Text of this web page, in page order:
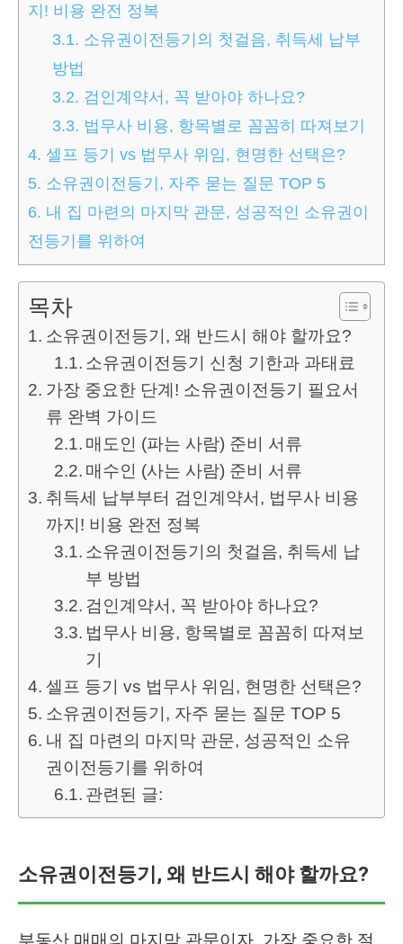
지! 비용 완전 정복
3.1. 소유권이전등기의 첫걸음, 취득세 납부
방법
3.2. 검인계약서, 꼭 받아야 하나요?
3.3. 법무사 비용, 항목별로 꼼꼼히 따져보기
4. 셀프 등기 vs 법무사 위임, 현명한 선택은?
5. 소유권이전등기, 자주 묻는 질문 TOP 5
6. 내 집 마련의 마지막 관문, 성공적인 소유권이
전등기를 위하여
목차
소유권이전등기, 왜 반드시 해야 할까요?
소유권이전등기 신청 기한과 과태료
가장 중요한 단계! 소유권이전등기 필요서
류 완벽 가이드
매도인 (파는 사람) 준비 서류
매수인 (사는 사람) 준비 서류
취득세 납부부터 검인계약서, 법무사 비용
까지! 비용 완전 정복
소유권이전등기의 첫걸음, 취득세 납
부 방법
검인계약서, 꼭 받아야 하나요?
법무사 비용, 항목별로 꼼꼼히 따져보
기
셀프 등기 vs 법무사 위임, 현명한 선택은?
소유권이전등기, 자주 묻는 질문 TOP 5
내 집 마련의 마지막 관문, 성공적인 소유
권이전등기를 위하여
관련된 글:
소유권이전등기, 왜 반드시 해야 할까요?
부동산 매매의 마지막 관문이자, 가장 중요한 절